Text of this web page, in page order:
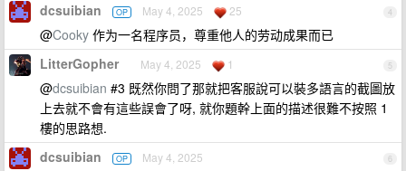
4
dcsuibian OP May 4, 2025 25
@Cooky 作为一名程序员，尊重他人的劳动成果而已
5
LitterGopher May 4, 2025 1
@dcsuibian #3 既然你問了那就把客服說可以裝多語言的截圖放
上去就不會有這些誤會了呀, 就你題幹上面的描述很難不按照 1
樓的思路想.
6
dcsuibian OP May 4, 2025